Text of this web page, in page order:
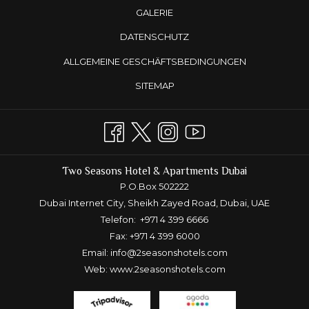
GALERIE
DATENSCHUTZ
ALLGEMEINE GESCHÄFTSBEDINGUNGEN
SITEMAP
Two Seasons Hotel & Apartments Dubai
P.O.Box 502222
Dubai Internet City, Sheikh Zayed Road, Dubai, UAE
Telefon: +971 4 399 6666
Fax: +971 4 399 6000
Email: info@2seasonshotels.com
Web: www.2seasonshotels.com